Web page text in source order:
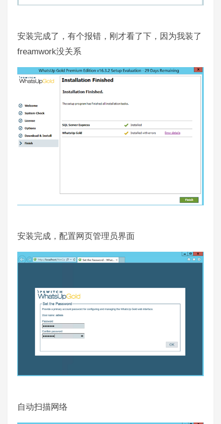
安装完成了，有个报错，刚才看了下，因为我装了
freamwork没关系
安装完成，配置网页管理员界面
自动扫描网络